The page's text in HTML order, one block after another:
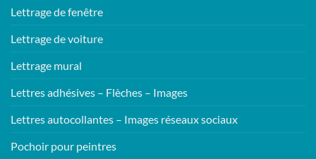
Lettrage de fenêtre
Lettrage de voiture
Lettrage mural
Lettres adhésives – Flèches – Images
Lettres autocollantes – Images réseaux sociaux
Pochoir pour peintres